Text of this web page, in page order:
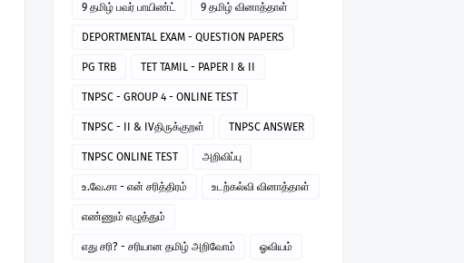
9 தமிழ் பவர் பாயிண்ட் 9 தமிழ் வினாத்தாள்
DEPORTMENTAL EXAM - QUESTION PAPERS
PG TRB TET TAMIL - PAPER I & II
TNPSC - GROUP 4 - ONLINE TEST
TNPSC - II & IVதிருக்குறள் TNPSC ANSWER
TNPSC ONLINE TEST அறிவிப்பு
உ.வே.சா - என் சரித்திரம் உடற்கல்வி வினாத்தாள்
எண்ணும் எழுத்தும்
எது சரி? - சரியான தமிழ் அறிவோம் ஓவியம்